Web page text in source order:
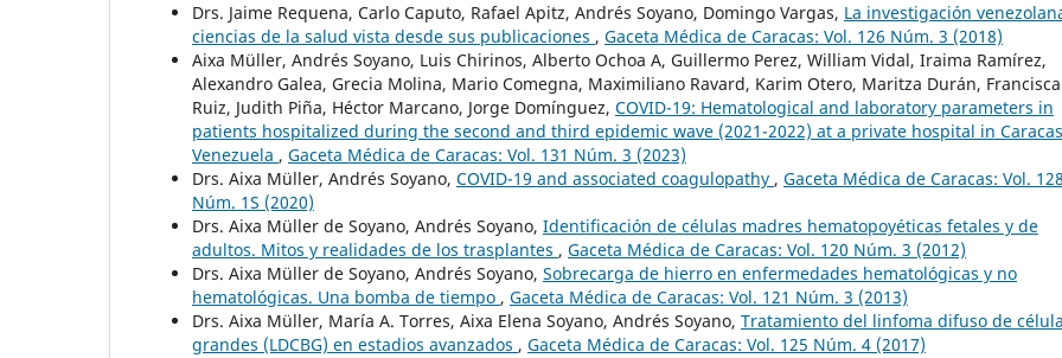
Drs. Jaime Requena, Carlo Caputo, Rafael Apitz, Andrés Soyano, Domingo Vargas, La investigación
ciencias de la salud vista desde sus publicaciones , Gaceta Médica de Caracas: Vol. 126 Núm. 3 (2018)
Aixa Müller, Andrés Soyano, Luis Chirinos, Alberto Ochoa A, Guillermo Perez, William Vidal, Iraima Ramírez,
Alexandro Galea, Grecia Molina, Mario Comegna, Maximiliano Ravard, Karim Otero, Maritza Durán, Francisca
Ruiz, Judith Piña, Héctor Marcano, Jorge Domínguez, COVID-19: Hematological and laboratory parameters in
patients hospitalized during the second and third epidemic wave (2021-2022) at a private hospital in
Venezuela , Gaceta Médica de Caracas: Vol. 131 Núm. 3 (2023)
Drs. Aixa Müller, Andrés Soyano, COVID-19 and associated coagulopathy , Gaceta Médica de Caracas: Vol. 128
Núm. 1S (2020)
Drs. Aixa Müller de Soyano, Andrés Soyano, Identificación de células madres hematopoyéticas fetales y de
adultos. Mitos y realidades de los trasplantes , Gaceta Médica de Caracas: Vol. 120 Núm. 3 (2012)
Drs. Aixa Müller de Soyano, Andrés Soyano, Sobrecarga de hierro en enfermedades hematológicas y no
hematológicas. Una bomba de tiempo , Gaceta Médica de Caracas: Vol. 121 Núm. 3 (2013)
Drs. Aixa Müller, María A. Torres, Aixa Elena Soyano, Andrés Soyano, Tratamiento del linfoma difuso de
grandes (LDCBG) en estadios avanzados , Gaceta Médica de Caracas: Vol. 125 Núm. 4 (2017)